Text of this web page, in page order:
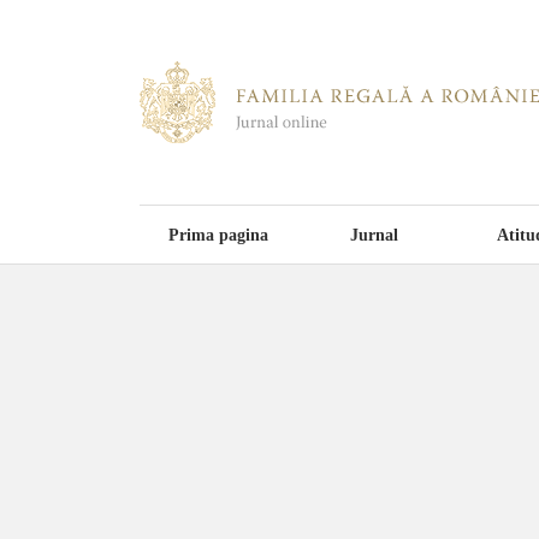
Prima pagina Jurnal